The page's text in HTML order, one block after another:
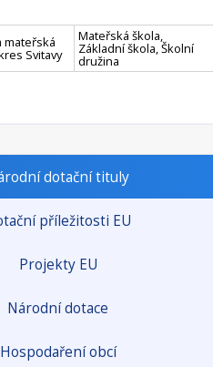
mateřská
Svitavy
Mateřská škola,
Základní škola, Školní
družina
dotační tituly
příležitosti EU
Projekty EU
Národní dotace
Hospodaření obcí